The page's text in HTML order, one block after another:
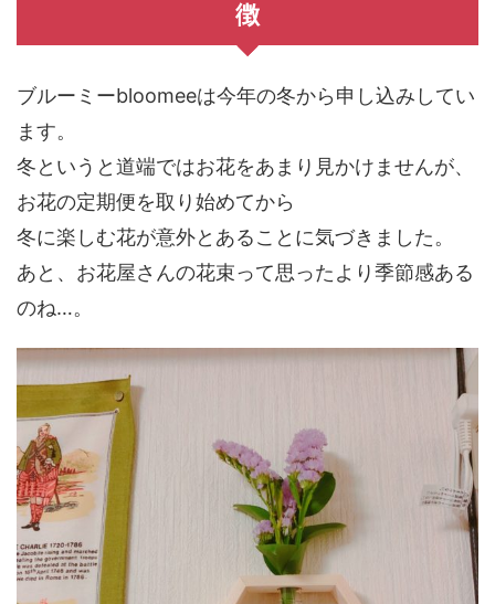
徴
ブルーミーbloomeeは今年の冬から申し込みしてい
ます。
冬というと道端ではお花をあまり見かけませんが、
お花の定期便を取り始めてから
冬に楽しむ花が意外とあることに気づきました。
あと、お花屋さんの花束って思ったより季節感ある
のね…。